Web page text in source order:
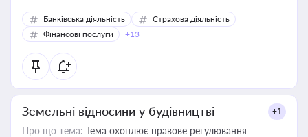
Банківська діяльність
Страхова діяльність
Фінансові послуги
+13
Земельні відносини у будівництві +1
Про що тема: Тема охоплює правове регулювання